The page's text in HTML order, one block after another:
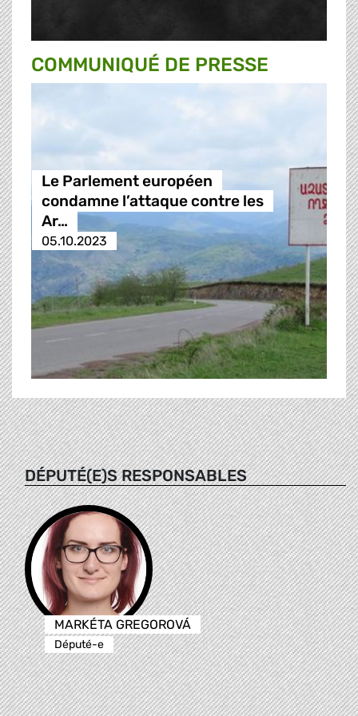
COMMUNIQUÉ DE PRESSE
Le Parlement européen
condamne l’attaque contre les
Ar…
05.10.2023
DÉPUTÉ(E)S RESPONSABLES
MARKÉTA GREGOROVÁ
Député-e